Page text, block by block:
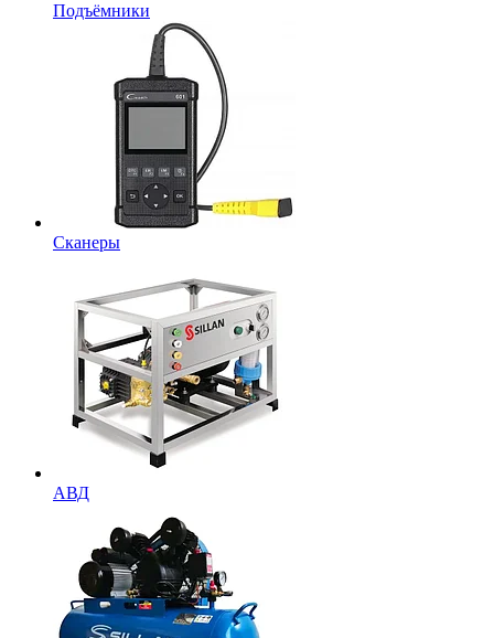
Подъёмники
Сканеры
АВД